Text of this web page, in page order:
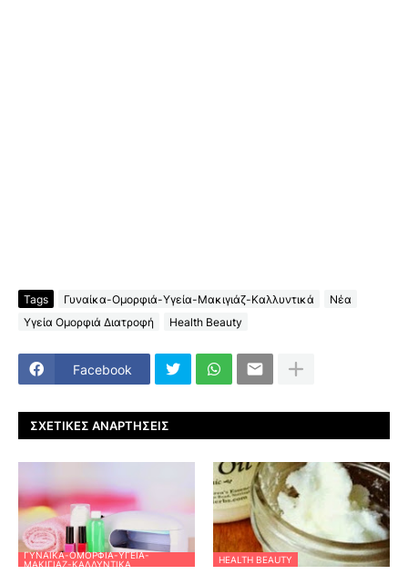
Tags Γυναίκα-Ομορφιά-Υγεία-Μακιγιάζ-Καλλυντικά
Νέα
Υγεία Ομορφιά Διατροφή
Health Beauty
Facebook
ΣΧΕΤΙΚΈΣ ΑΝΑΡΤΉΣΕΙΣ
ΓΥΝΑΊΚΑ-ΟΜΟΡΦΙΆ-ΥΓΕΊΑ-
ΜΑΚΙΓΙΆΖ-ΚΑΛΛΥΝΤΙΚΆ
HEALTH BEAUTY